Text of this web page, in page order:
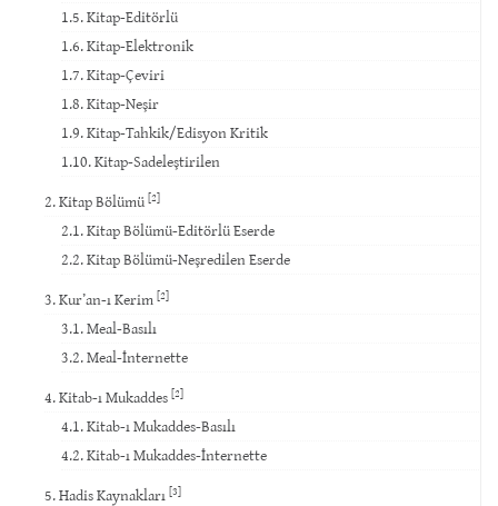
1.5. Kitap-Editörlü
1.6. Kitap-Elektronik
1.7. Kitap-Çeviri
1.8. Kitap-Neşir
1.9. Kitap-Tahkik/Edisyon Kritik
1.10. Kitap-Sadeleştirilen
2. Kitap Bölümü [2]
2.1. Kitap Bölümü-Editörlü Eserde
2.2. Kitap Bölümü-Neşredilen Eserde
3. Kur’an-ı Kerim [2]
3.1. Meal-Basılı
3.2. Meal-İnternette
4. Kitab-ı Mukaddes [2]
4.1. Kitab-ı Mukaddes-Basılı
4.2. Kitab-ı Mukaddes-İnternette
5. Hadis Kaynakları [3]